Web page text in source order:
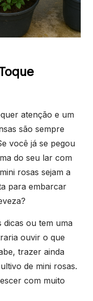
atenção e um
são sempre
você já se pegou
do seu lar com
rosas sejam a
para embarcar
dicas ou tem uma
ouvir o que
trazer ainda
de mini rosas.
com muito